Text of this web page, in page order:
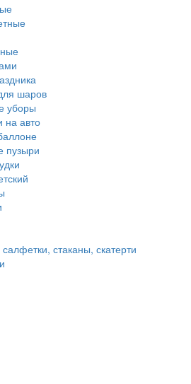
шаров
уборы
на авто
пузыри
стаканы, скатерти